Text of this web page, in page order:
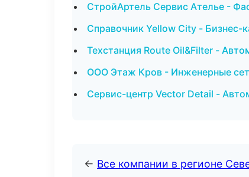
СтройАртель Сервис Ателье -
Справочник Yellow City - Бизнес-
Техстанция Route Oil&Filter -
ООО Этаж Кров - Инженерные
Сервис-центр Vector Detail -
← Все компании в регионе